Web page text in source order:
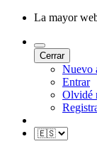
La mayor
Cerrar
Nuevo
Entrar
Olvidé